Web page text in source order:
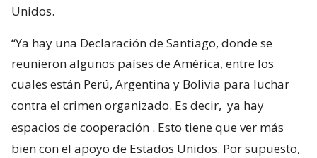
Unidos.
“Ya hay una Declaración de Santiago, donde se
reunieron algunos países de América, entre los
cuales están Perú, Argentina y Bolivia para luchar
contra el crimen organizado. Es decir, ya hay
espacios de cooperación . Esto tiene que ver más
bien con el apoyo de Estados Unidos. Por supuesto,